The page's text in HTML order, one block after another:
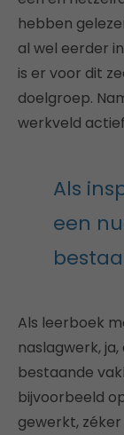
hebben
al wel eerder
is er voor dit
doelgroep.
werkveld
Als
een
Als leerboek
naslagwerk,
bestaande
bijvoorbeeld
gewerkt,